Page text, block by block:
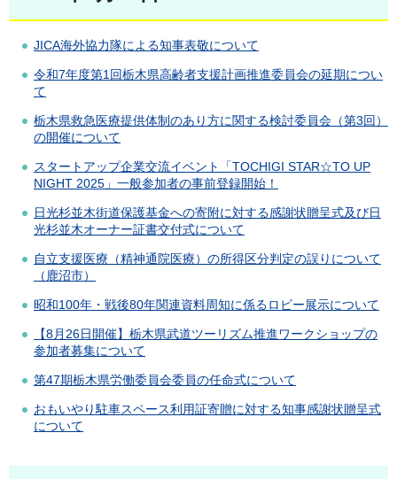
JICA海外協力隊による知事表敬について
令和7年度第1回栃木県高齢者支援計画推進委員会の延期につい
て
栃木県救急医療提供体制のあり方に関する検討委員会（第3回）
の開催について
スタートアップ企業交流イベント「TOCHIGI STAR☆TO UP
NIGHT 2025」一般参加者の事前登録開始！
日光杉並木街道保護基金への寄附に対する感謝状贈呈式及び日
光杉並木オーナー証書交付式について
自立支援医療（精神通院医療）の所得区分判定の誤りについて
（鹿沼市）
昭和100年・戦後80年関連資料周知に係るロビー展示について
【8月26日開催】栃木県武道ツーリズム推進ワークショップの
参加者募集について
第47期栃木県労働委員会委員の任命式について
おもいやり駐車スペース利用証寄贈に対する知事感謝状贈呈式
について